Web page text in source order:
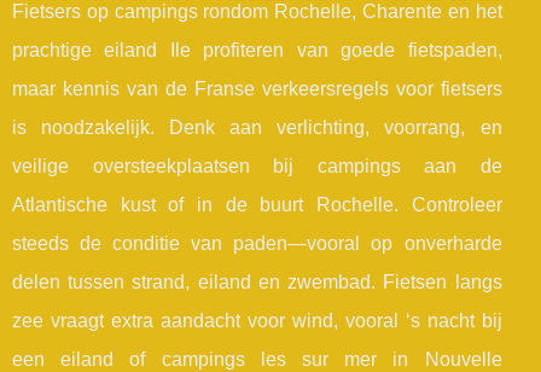
Fietsers op campings rondom Rochelle, Charente en het
prachtige eiland Ile profiteren van goede fietspaden,
maar kennis van de Franse verkeersregels voor fietsers
is noodzakelijk. Denk aan verlichting, voorrang, en
veilige oversteekplaatsen bij campings aan de
Atlantische kust of in de buurt Rochelle. Controleer
steeds de conditie van paden—vooral op onverharde
delen tussen strand, eiland en zwembad. Fietsen langs
zee vraagt extra aandacht voor wind, vooral ‘s nacht bij
een eiland of campings les sur mer in Nouvelle